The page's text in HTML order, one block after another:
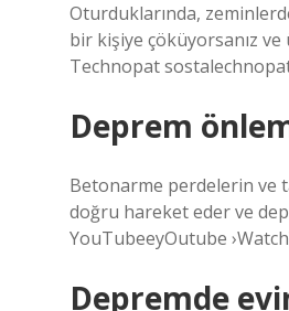
Oturduklarında,
bir kişiye çöküyorsanız ve
Technopat
Deprem
Betonarme perdelerin ve
doğru hareket eder ve
YouTubeeyOutube
Depremde